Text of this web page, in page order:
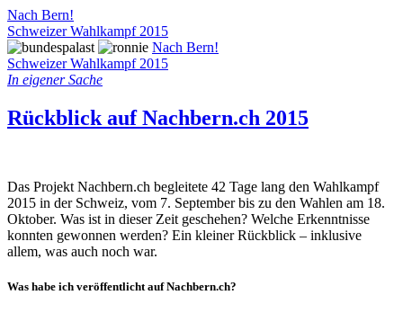
Nach Bern!
Schweizer Wahlkampf 2015
Nach Bern!
Schweizer Wahlkampf 2015
In eigener Sache
Rückblick auf Nachbern.ch 2015
Das Projekt Nachbern.ch begleitete 42 Tage lang den Wahlkampf
2015 in der Schweiz, vom 7. September bis zu den Wahlen am 18.
Oktober. Was ist in dieser Zeit geschehen? Welche Erkenntnisse
konnten gewonnen werden? Ein kleiner Rückblick – inklusive
allem, was auch noch war.
Was habe ich veröffentlicht auf Nachbern.ch?